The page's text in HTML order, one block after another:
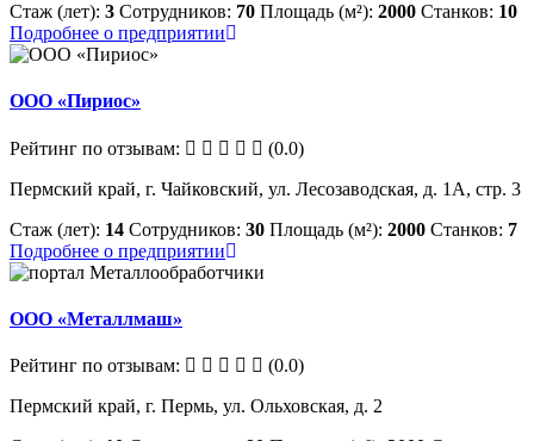
Стаж (лет): 3 Сотрудников: 70 Площадь (м²): 2000 Станков: 10
Подробнее о предприятии
ООО «Пириос»
Рейтинг по отзывам:
(0.0)
Пермский край, г. Чайковский, ул. Лесозаводская, д. 1А, стр. 3
Стаж (лет): 14 Сотрудников: 30 Площадь (м²): 2000 Станков: 7
Подробнее о предприятии
ООО «Металлмаш»
Рейтинг по отзывам:
(0.0)
Пермский край, г. Пермь, ул. Ольховская, д. 2